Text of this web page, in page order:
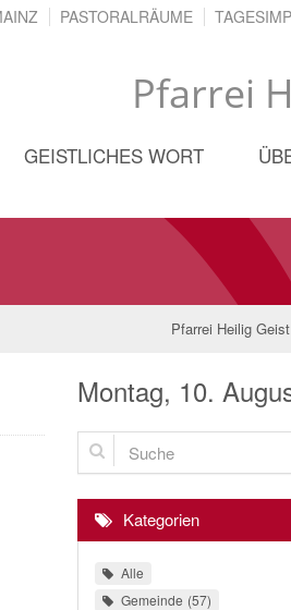
Pfarrei
PASTORALRÄUME
GEISTLICHES WORT
Pfarrei Heilig Geist
Montag, 10.
Suche
Kategorien
Alle
Gemeinde 57